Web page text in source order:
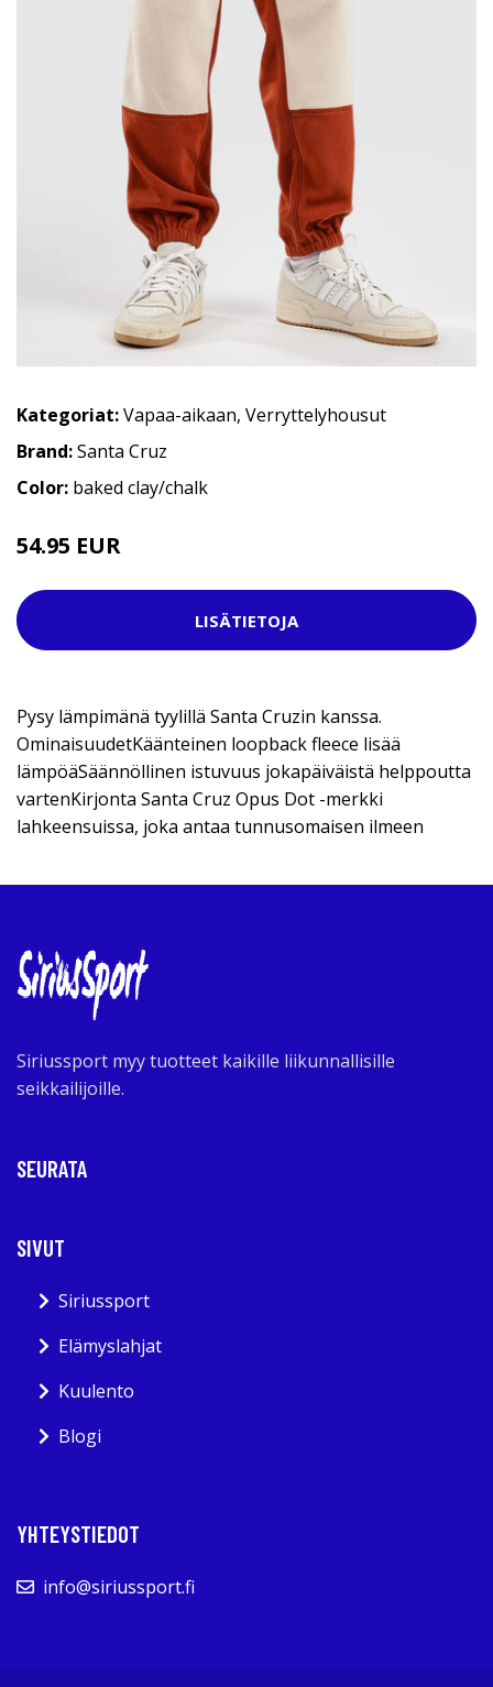
Kategoriat:Vapaa-aikaan, Verryttelyhousut
Brand:Santa Cruz
Color: baked clay/chalk
54.95 EUR
LISÄTIETOJA
Pysy lämpimänä tyylillä Santa Cruzin kanssa.
OminaisuudetKäänteinen loopback fleece lisää
lämpöäSäännöllinen istuvuus jokapäiväistä helppoutta
vartenKirjonta Santa Cruz Opus Dot -merkki
lahkeensuissa, joka antaa tunnusomaisen ilmeen
Siriussport myy tuotteet kaikille liikunnallisille
seikkailijoille.
SEURATA
SIVUT
Siriussport
Elämyslahjat
Kuulento
Blogi
YHTEYSTIEDOT
info@siriussport.fi